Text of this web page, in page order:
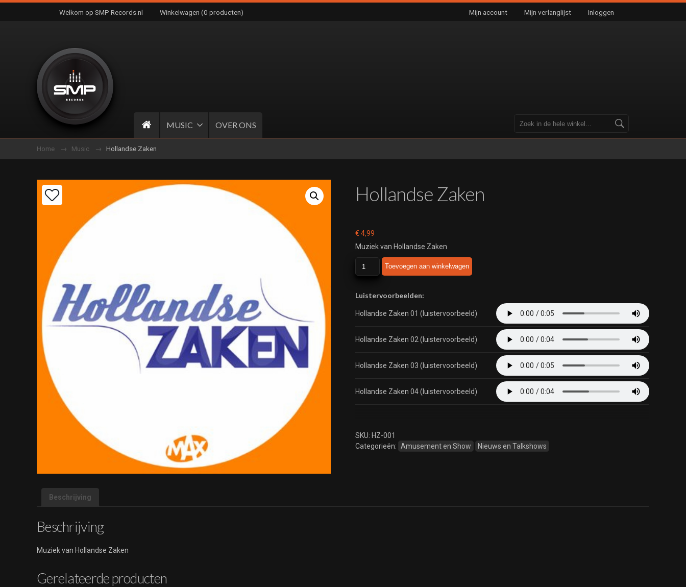
Welkom op SMP Records.nl Winkelwagen (0 producten) Mijn account Mijn verlanglijst Inloggen
MUSIC OVER ONS
Home Music Hollandse Zaken
Hollandse Zaken
€ 4,99
Muziek van Hollandse Zaken
Hollandse
Zaken
Toevoegen aan winkelwagen
Luistervoorbeelden:
Hollandse Zaken 01 (luistervoorbeeld)
Hollandse Zaken 02 (luistervoorbeeld)
Hollandse Zaken 03 (luistervoorbeeld)
Hollandse Zaken 04 (luistervoorbeeld)
SKU: HZ-001
Categorieën: Amusement en Show Nieuws en Talkshows
Beschrijving
Beschrijving
Muziek van Hollandse Zaken
Gerelateerde producten